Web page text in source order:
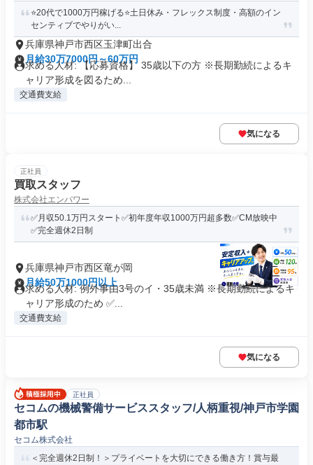
⭐️20代で1000万円稼げる⭐️土日休み・フレックス制度・高額のイン
センティブでやりがい...
兵庫県神戸市西区玉津町出合
月給30万7000円～60万円
求める人材: 【応募資格】 35歳以下の方 ※長期勤続によるキ
ャリア形成を図るため...
交通費支給
気になる
正社員
買取スタッフ
株式会社エンパワー
✅月収50.1万円スタート✅初年度年収1000万円超多数✅CM放映中
✅完全週休2日制
兵庫県神戸市西区竜が岡
月給50万1000円以上
求める人材: 例外事由3号のイ・35歳未満 ※長期勤続によるキ
ャリア形成のため ✅...
交通費支給
気になる
正社員
セコムの機械警備サービススタッフ/人柄重視/神戸市学園
都市駅
セコム株式会社
＜完全週休2日制！＞プライベートを大切にできる働き方！賞与最